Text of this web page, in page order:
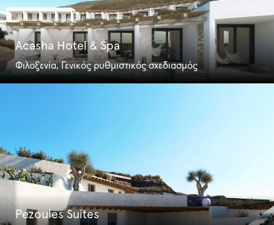
Acasha Hotel & Spa
Φιλοξενία, Γενικός ρυθμιστικός σχεδιασμός
Pezoules Suites